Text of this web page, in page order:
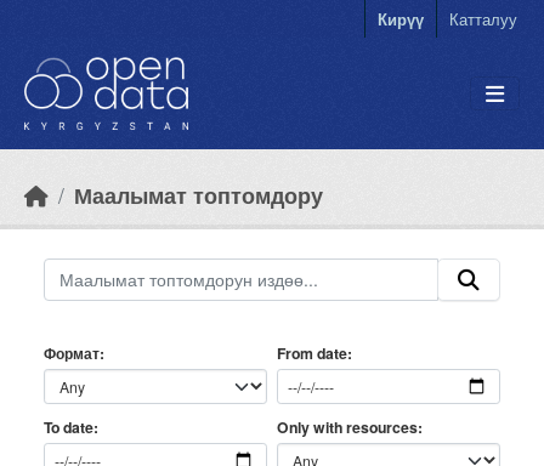
Кирүү Катталуу
Маалымат топтомдору
Формат From date
To date Only with resources